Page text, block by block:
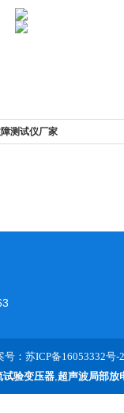
测试仪厂家
号：苏ICP备16053332号-2
试验变压器,超声波局部放